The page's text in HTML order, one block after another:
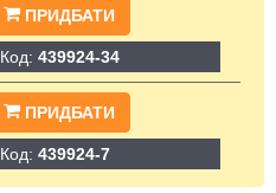
ПРИДБАТИ
Код: 439924-34
ПРИДБАТИ
Код: 439924-7